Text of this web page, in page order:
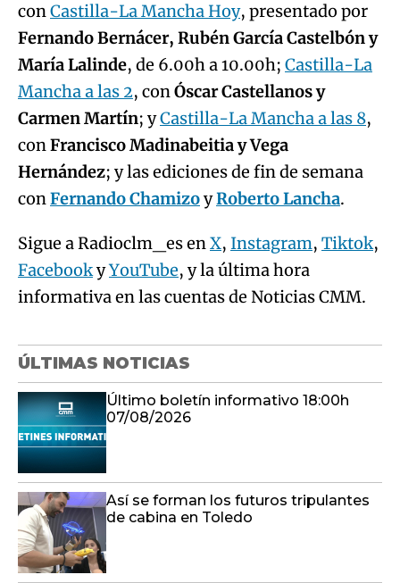
conCastilla-La Mancha Hoy, presentado por
Fernando Bernácer, Rubén García Castelbón y
María Lalinde, de 6.00h a 10.00h; Castilla-La
Mancha a las 2, conÓscar Castellanos y
Carmen Martín; yCastilla-La Mancha a las 8,
conFrancisco Madinabeitia y Vega
Hernández; y las ediciones de fin de semana
conFernando ChamizoyRoberto Lancha.
Sigue a Radioclm_es enX, Instagram, Tiktok,
FacebookyYouTube, y la última hora
informativa en las cuentas de Noticias CMM.
ÚLTIMAS NOTICIAS
Último boletín informativo 18:00h
07/08/2026
Así se forman los futuros tripulantes
de cabina en Toledo